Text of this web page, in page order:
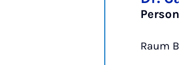
Raum